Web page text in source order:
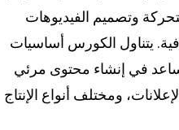
وتصميم الفيديوهات
يتناول الكورس أساسيات
في إنشاء محتوى مرئي
ومختلف أنواع الإنتاج